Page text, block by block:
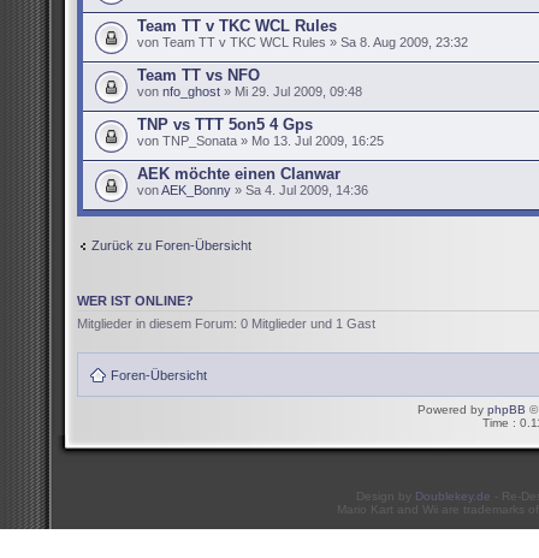
Team TT v TKC WCL Rules
von Team TT v TKC WCL Rules » Sa 8. Aug 2009, 23:32
Team TT vs NFO
von nfo_ghost » Mi 29. Jul 2009, 09:48
TNP vs TTT 5on5 4 Gps
von TNP_Sonata » Mo 13. Jul 2009, 16:25
AEK möchte einen Clanwar
vonAEK_Bonny » Sa 4. Jul 2009, 14:36
Zurück zu Foren-Übersicht
WER IST ONLINE?
Mitglieder in diesem Forum: 0 Mitglieder und 1 Gast
Foren-Übersicht
Powered by phpBB ©
Time :
Design by Doublekey.de - Re-
Mario Kart and Wii are trademarks